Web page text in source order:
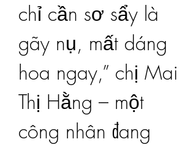
chỉ cần sơ sẩy là
gãy nụ, mất dáng
hoa ngay,” chị Mai
Thị Hằng – một
công nhân đang